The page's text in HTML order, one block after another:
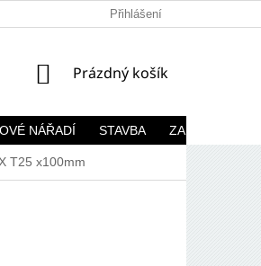
Přihlášení
NÁKUPNÍ
Prázdný košík
NÁŘADÍ STAVBA ZAHRADA
T25 x100mm